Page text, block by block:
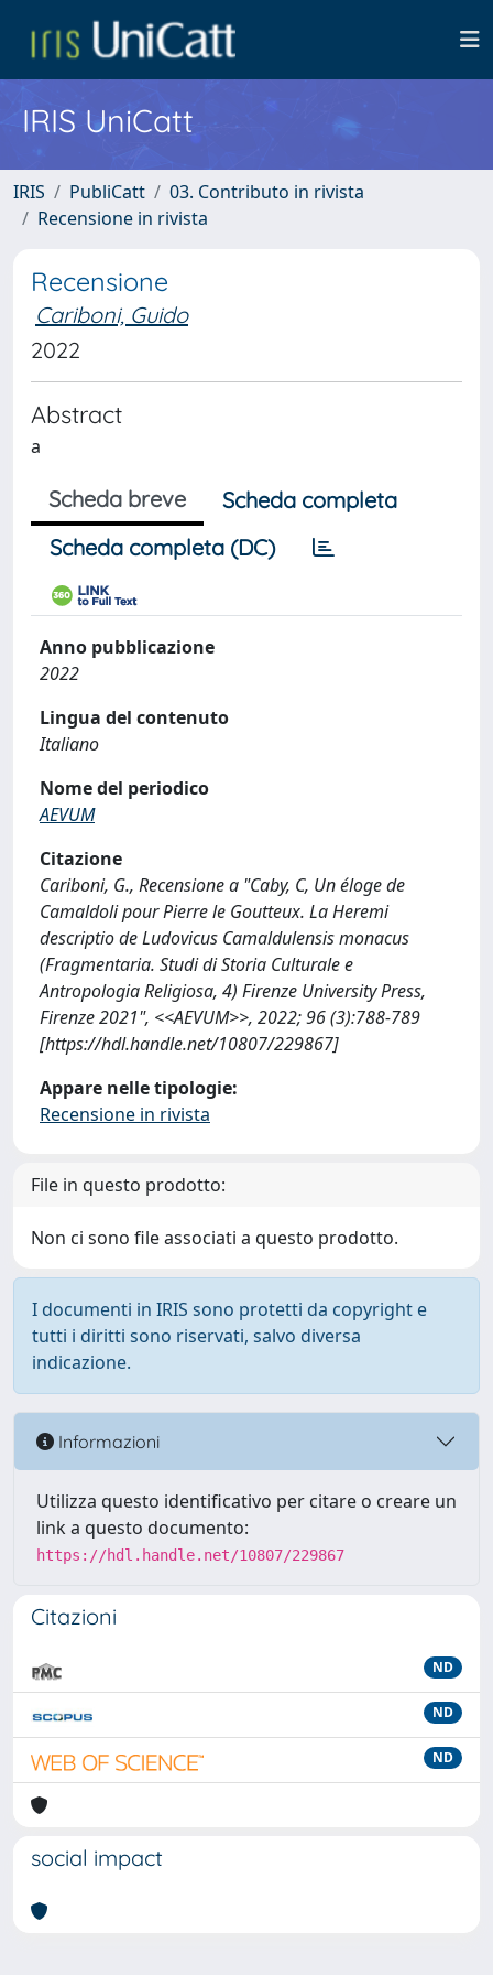
IRIS UniCatt
IRIS PubliCatt
03. Contributo in rivista
Recensione in rivista
Recensione
Cariboni, Guido
2022
Abstract
a
Scheda breve
Scheda completa
Scheda completa (DC)
Anno pubblicazione
2022
Lingua del contenuto
Italiano
Nome del periodico
AEVUM
Citazione
Cariboni, G., Recensione a "Caby, C, Un éloge de
Camaldoli pour Pierre le Goutteux. La Heremi
descriptio de Ludovicus Camaldulensis monacus
(Fragmentaria. Studi di Storia Culturale e
Antropologia Religiosa, 4) Firenze University Press,
Firenze 2021", <<AEVUM>>, 2022; 96 (3):788-789
[https://hdl.handle.net/10807/229867]
Appare nelle tipologie:
Recensione in rivista
File in questo prodotto:
Non ci sono file associati a questo prodotto.
I documenti in IRIS sono protetti da copyright e
tutti i diritti sono riservati, salvo diversa
indicazione.
Informazioni
Utilizza questo identificativo per citare o creare un
link a questo documento:
https://hdl.handle.net/10807/229867
Citazioni
ND
ND
ND
social impact